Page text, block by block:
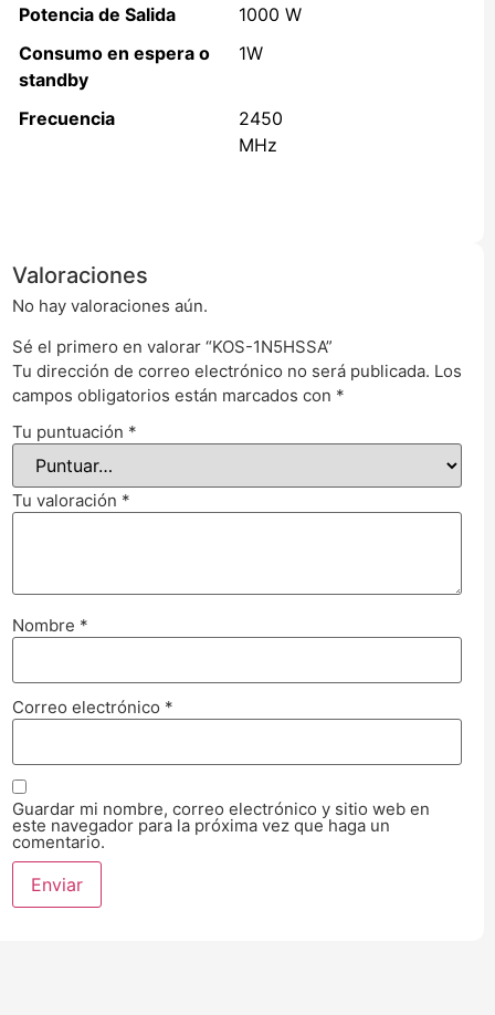
Potencia de Salida
1000 W
Consumo en espera o
standby
1W
Frecuencia
2450
MHz
Valoraciones
No hay valoraciones aún.
Sé el primero en valorar “KOS-1N5HSSA”
Tu dirección de correo electrónico no será publicada. Los
campos obligatorios están marcados con *
Tu puntuación *
Tu valoración *
Nombre *
Correo electrónico *
Guardar mi nombre, correo electrónico y sitio web en
este navegador para la próxima vez que haga un
comentario.